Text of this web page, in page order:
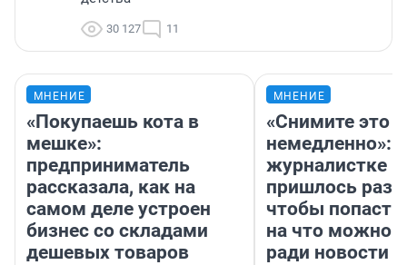
30 127 11
МНЕНИЕ
«Покупаешь кота в
мешке»:
предприниматель
рассказала, как на
самом деле устроен
бизнес со складами
дешевых товаров
МНЕНИЕ
«Снимите это
немедленно»:
журналистке
пришлось
чтобы попасть
на что можно
ради новости